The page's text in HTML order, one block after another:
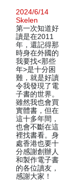
2024/6/14
Skelen
第一次知道好
讀是在2011
年，還記得那
時身在外國的
我要找<那些
年>是十分困
難，就是好讀
令我發現了電
子書的世界。
雖然我也會買
實體書，但在
這十多年間，
也會不斷在這
裡找書看。身
處香港也要十
分感謝創辦人
和製作電子書
的各位讀友，
感謝大家！